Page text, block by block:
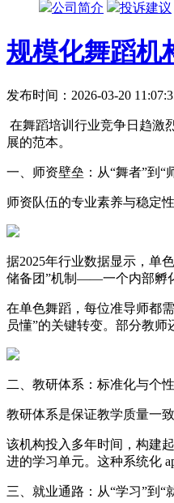
公司简介 投诉建议
规模化舞蹈机
发布时间：2026-03-20
在舞蹈培训行业竞争日趋激
展的范本。
一、师资壁垒：从“舞者”到“
师资队伍的专业素养与稳定
据2025年行业数据显示，单
储备团”机制——一个内部孵
在单色舞蹈，每位准导师都
员懂”的关键转变。部分教
二、教研体系：标准化与个
教研体系是保证教学质量一
该机构投入多年时间，构建
进的学习单元。这种系统化
三、就业通路：从“学习”到“